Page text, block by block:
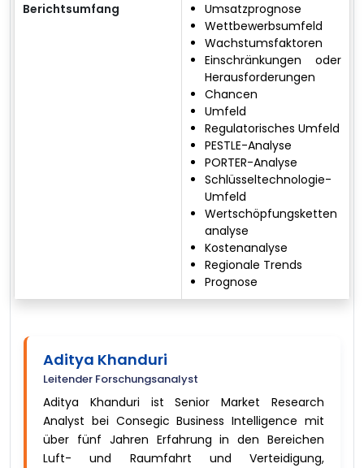
Berichtsumfang
Umsatzprognose
Wettbewerbsumfeld
Wachstumsfaktoren
Einschränkungen oder
Herausforderungen
Chancen
Umfeld
Regulatorisches Umfeld
PESTLE-Analyse
PORTER-Analyse
Schlüsseltechnologie-
Umfeld
Wertschöpfungsketten
analyse
Kostenanalyse
Regionale Trends
Prognose
Aditya Khanduri
Leitender Forschungsanalyst
Aditya Khanduri ist Senior Market Research
Analyst bei Consegic Business Intelligence mit
über fünf Jahren Erfahrung in den Bereichen
Luft- und Raumfahrt und Verteidigung,